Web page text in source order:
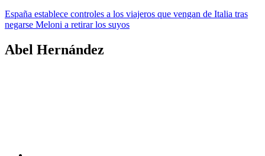
España establece controles a los viajeros que vengan de Italia tras
negarse Meloni a retirar los suyos
Abel Hernández